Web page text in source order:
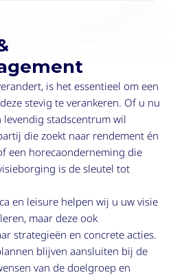
is het essentieel om een
stevig te verankeren. Of u nu
stadscentrum wil
die zoekt naar rendement én
een horecaonderneming die
is de sleutel tot
en leisure helpen wij u uw visie
maar deze ook
strategieën en concrete acties.
blijven aansluiten bij de
van de doelgroep en